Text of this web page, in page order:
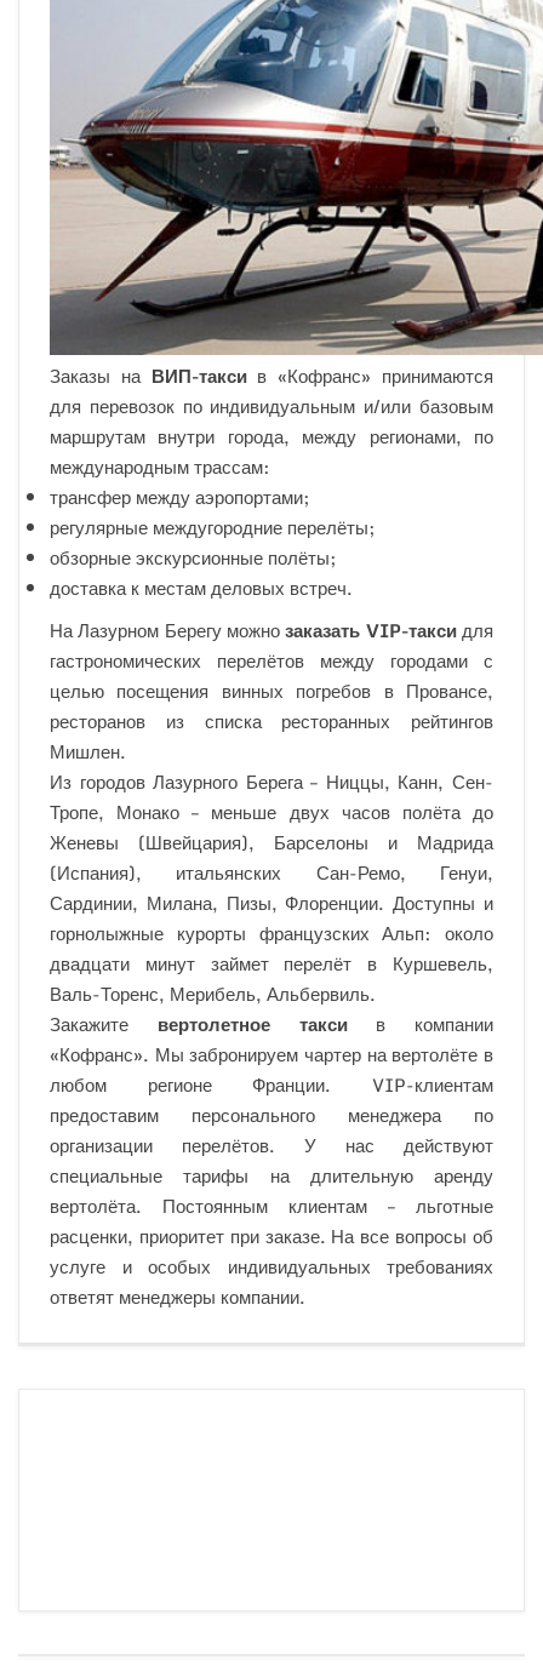
Заказы на ВИП-таксив «Кофранс» принимаются
для перевозок по индивидуальным и/или базовым
маршрутам внутри города, между регионами, по
международным трассам:
трансфер между аэропортами;
регулярные междугородние перелёты;
обзорные экскурсионные полёты;
доставка к местам деловых встреч.
На Лазурном Берегу можнозаказать VIP-таксидля
гастрономических перелётов между городами с
целью посещения винных погребов в Провансе,
ресторанов из списка ресторанных рейтингов
Мишлен.
Из городов Лазурного Берега – Ниццы, Канн, Сен-
Тропе, Монако – меньше двух часов полёта до
Женевы (Швейцария), Барселоны и Мадрида
(Испания), итальянских Сан-Ремо, Генуи,
Сардинии, Милана, Пизы, Флоренции. Доступны и
горнолыжные курорты французских Альп: около
двадцати минут займет перелёт в Куршевель,
Валь-Торенс, Мерибель, Альбервиль.
Закажите вертолетное такси в компании
«Кофранс». Мы забронируем чартер на вертолёте в
любом регионе Франции. VIP-клиентам
предоставим персонального менеджера по
организации перелётов. У нас действуют
специальные тарифы на длительную аренду
вертолёта. Постоянным клиентам – льготные
расценки, приоритет при заказе. На все вопросы об
услуге и особых индивидуальных требованиях
ответят менеджеры компании.